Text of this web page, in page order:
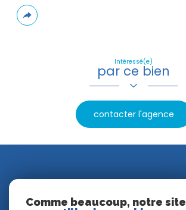
Plus
de
Intéressé(e)
par ce bien
contacter l'agence
Comme beaucoup, notre site